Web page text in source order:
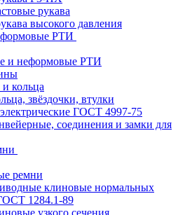
рукава
высокого давления
РТИ
и неформовые РТИ
кольца
звёздочки, втулки
ГОСТ 4997-75
соединения и замки для
ремни
клиновые нормальных
1284.1-89
узкого сечения